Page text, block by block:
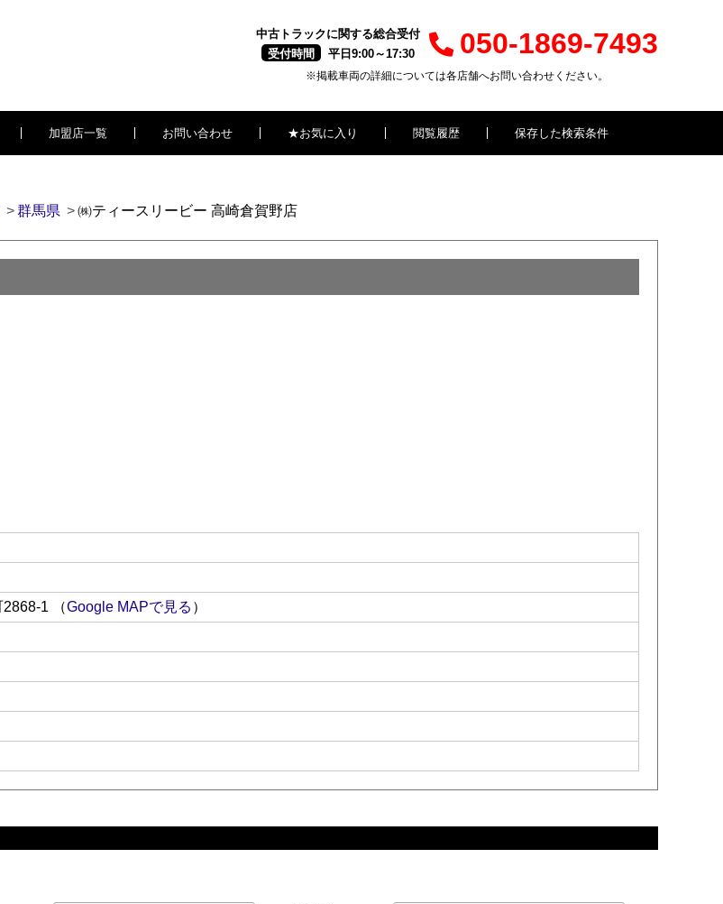
中古トラックに関する総合受付
受付時間
平日9:00～17:30 050-1869-7493
※掲載車両の詳細については各店舗へお問い合わせください。
加盟店一覧 お問い合わせ ★お気に入り 閲覧履歴 保存した検索条件
群馬県 ㈱ティースリービー 高崎倉賀野店
1 （Google MAPで見る ）